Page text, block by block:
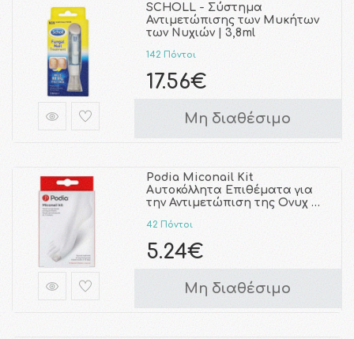
SCHOLL - Σύστημα
Αντιμετώπισης των Μυκήτων
των Νυχιών | 3,8ml
142 Πόντοι
17.56€
Μη διαθέσιμο
Podia Miconail Kit
Αυτοκόλλητα Επιθέματα για
την Αντιμετώπιση της Ονυχ …
42 Πόντοι
5.24€
Μη διαθέσιμο